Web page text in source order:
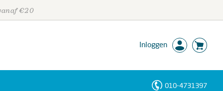
€20
Inloggen
010-4731397